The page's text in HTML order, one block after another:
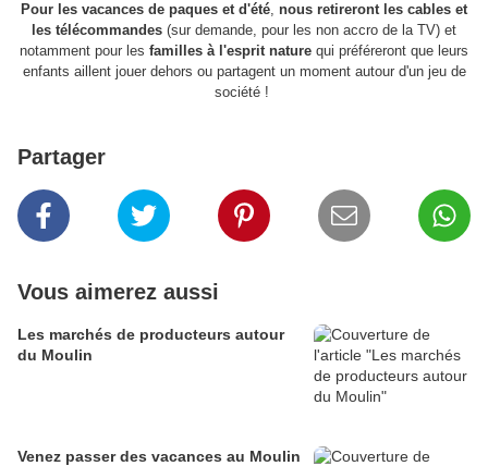
Pour les vacances de paques et d'été, nous retireront les cables et
les télécommandes (sur demande, pour les non accro de la TV) et
notamment pour les familles à l'esprit nature qui préféreront que leurs
enfants aillent jouer dehors ou partagent un moment autour d'un jeu de
société !
Partager
Vous aimerez aussi
Les marchés de producteurs autour
du Moulin
Venez passer des vacances au Moulin